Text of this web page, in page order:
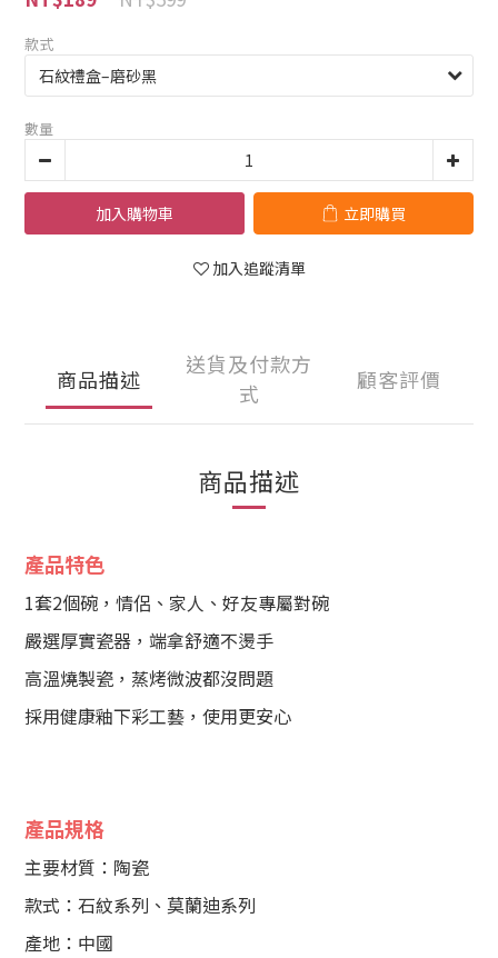
款式
數量
加入購物車 立即購買
加入追蹤清單
商品描述
送貨及付款方
式
顧客評價
商品描述
產品特色
1套2個碗，情侶、家人、好友專屬對碗
嚴選厚實瓷器，端拿舒適不燙手
高溫燒製瓷，蒸烤微波都沒問題
採用健康釉下彩工藝，使用更安心
產品規格
主要材質：陶瓷
款式：石紋系列、莫蘭迪系列
產地：中國